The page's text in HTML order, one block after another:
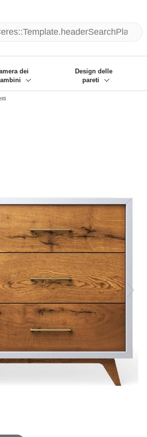
dei
Design delle
pareti